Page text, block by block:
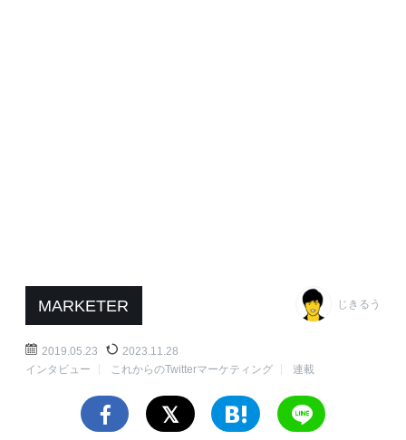
MARKETER じきるう
2019.05.23
2023.11.28
インタビュー
これからのTwitterマーケティング 連載